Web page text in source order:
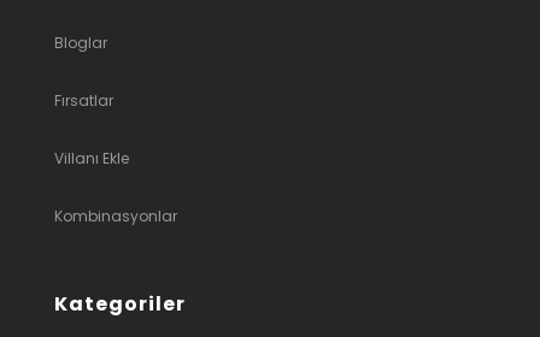
Bloglar
Fırsatlar
Villanı Ekle
Kombinasyonlar
Kategoriler